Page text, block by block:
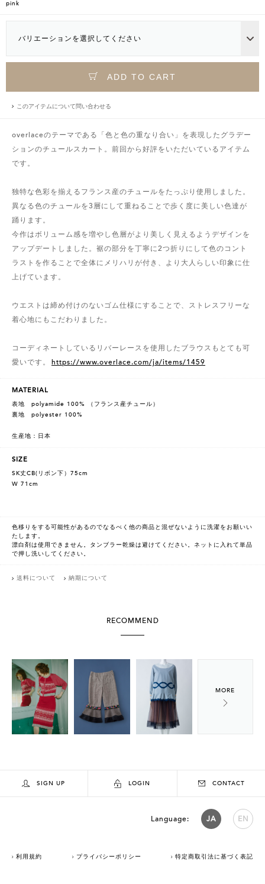
pink
バリエーションを選択してください
ADD TO CART
このアイテムについて問い合わせる
overlaceのテーマである「色と色の重なり合い」を表現したグラデー
ションのチュールスカート。前回から好評をいただいているアイテム
です。
独特な色彩を揃えるフランス産のチュールをたっぷり使用しました。
異なる色のチュールを3層にして重ねることで歩く度に美しい色達が
踊ります。
今作はボリューム感を増やし色層がより美しく見えるようデザインを
アップデートしました。裾の部分を丁寧に2つ折りにして色のコント
ラストを作ることで全体にメリハリが付き、より大人らしい印象に仕
上げています。
ウエストは締め付けのないゴム仕様にすることで、ストレスフリーな
着心地にもこだわりました。
コーディネートしているリバーレースを使用したブラウスもとても可
愛いです。
https://www.overlace.com/ja/items/1459
MATERIAL
表地 polyamide 100% （フランス産チュール）
裏地 polyester 100%
生産地：日本
SIZE
SK丈CB(リボン下）75cm
W 71cm
色移りをする可能性があるのでなるべく他の商品と混ぜないように洗濯をお願いい
たします。
漂白剤は使用できません。タンブラー乾燥は避けてください。ネットに入れて単品
で押し洗いしてください。
送料について 納期について
RECOMMEND
SIGN UP LOGIN CONTACT
Language: JA EN
利用規約 プライバシーポリシー 特定商取引法に基づく表記